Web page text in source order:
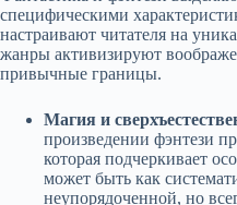
специфическими
настраивают читателя на
жанры активизируют
привычные границы.
Магия и
произведении фэнтези
которая подчеркивает
может быть как
неупорядоченной, но